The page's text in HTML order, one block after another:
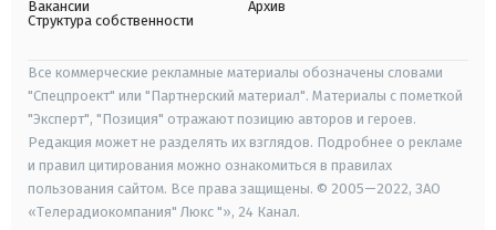
Вакансии
Структура собственности
Архив
Все коммерческие рекламные материалы обозначены словами
"Спецпроект" или "Партнерский материал". Материалы с пометкой
"Эксперт", "Позиция" отражают позицию авторов и героев.
Редакция может не разделять их взглядов. Подробнее о рекламе
и правил цитирования можно ознакомиться в правилах
пользования сайтом. Все права защищены. © 2005—2022, ЗАО
«Телерадиокомпания" Люкс "», 24 Канал.